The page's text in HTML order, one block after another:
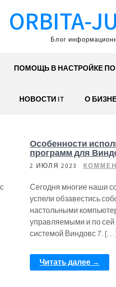
ORBITA-
Блог
ПОМОЩЬ В НАСТРОЙКЕ ПО
НОВОСТИ IT О
Особенности
программ для
2 ИЮЛЯ 2023
Сегодня многие наши
успели обзавестись
настольными
управляемыми и по
системой Виндовс 7.
Читать далее →